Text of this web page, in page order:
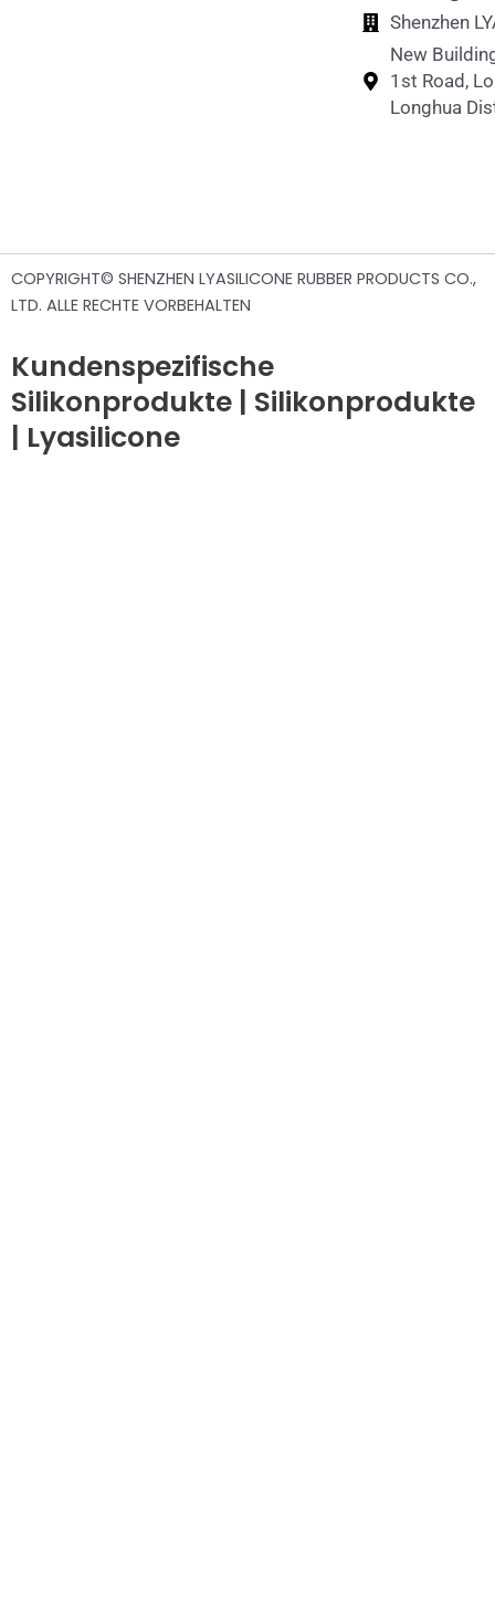
Shenzhen
New
1st Road,
Longhua
COPYRIGHT© SHENZHEN LYASILICONE RUBBER PRODUCTS CO.,
LTD. ALLE RECHTE VORBEHALTEN
Kundenspezifische
Silikonprodukte | Silikonprodukte
| Lyasilicone